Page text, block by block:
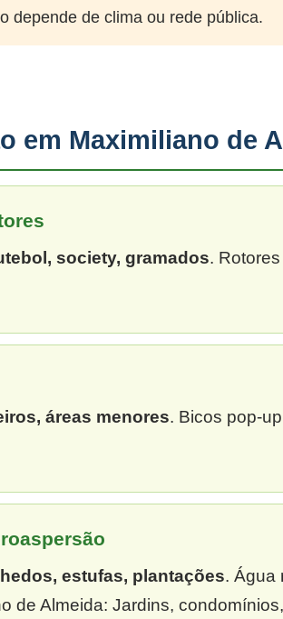
depende de clima ou rede pública.
em Maximiliano de
society, gramados.
áreas menores. Bicos pop-
estufas, plantações. Água
de Almeida: Jardins,